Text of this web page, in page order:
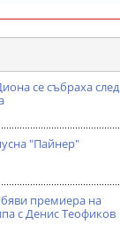
се събраха след
"Пайнер"
премиера на
с Денис Теофиков